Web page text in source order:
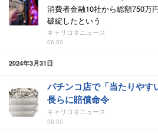
消費者金融10社から総額750万
破綻したという
キャリコネニュース
06:00
2024年3月31日
パチンコ店で「当たりやす
長らに賠償命令
キャリコネニュース
06:00